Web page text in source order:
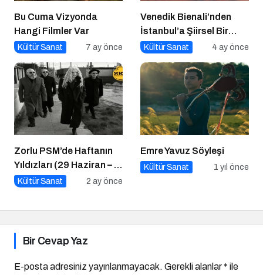
Bu Cuma Vizyonda
Hangi Filmler Var
Kültür Sanat 7 ay önce
Venedik Bienali’nden
İstanbul’a Şiirsel Bir
Geçiş
Kültür Sanat 4 ay önce
Zorlu PSM’de Haftanın
Yıldızları (29 Haziran – 5
Temmuz)
Kültür Sanat 2 ay önce
Emre Yavuz Söyleşi
Kültür Sanat 1 yıl önce
Bir Cevap Yaz
E-posta adresiniz yayınlanmayacak. Gerekli alanlar* ile